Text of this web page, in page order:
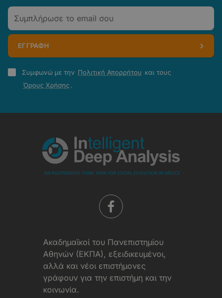
Email
ΕΓΓΡΑΦΗ
Πολιτική
Απορρήτου
Συμφωνώ με την Πολιτική Απορρήτου και τους
Όρους Χρήσης.
Aκαδημαϊκοί του Πανεπιστημίου
Αθηνών (ΕΚΠΑ), εξειδικευμένοι,
αλλά και νέοι επιστήμονες
γράφουν για την επιστήμη και την
κοινωνία.